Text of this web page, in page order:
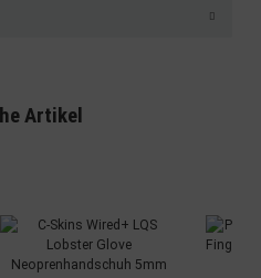
Artikel